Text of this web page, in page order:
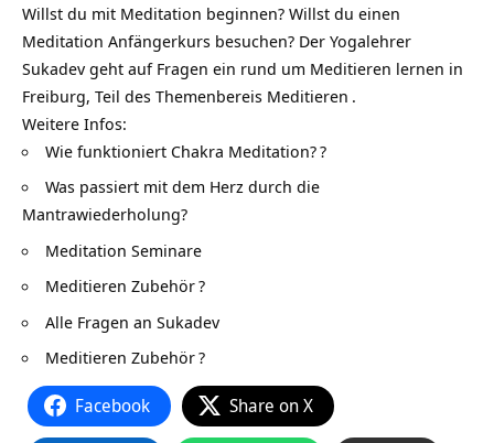
Willst du mit Meditation beginnen? Willst du einen
Meditation Anfängerkurs besuchen? Der Yogalehrer
Sukadev geht auf Fragen ein rund um Meditieren lernen in
Freiburg, Teil des Themenbereis Meditieren .
Weitere Infos:
Wie funktioniert Chakra Meditation??
Was passiert mit dem Herz durch die
Mantrawiederholung?
Meditation Seminare
Meditieren Zubehör?
Alle Fragen an Sukadev
Meditieren Zubehör?
Facebook Share on X